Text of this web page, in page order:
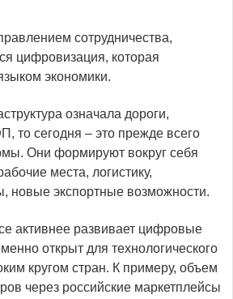
сотрудничества,
цифровизация, которая
экономики.
означала дороги,
то сегодня – это прежде всего
Они формируют вокруг себя
места, логистику,
новые экспортные возможности.
активнее развивает цифровые
открыт для технологического
кругом стран. К примеру, объем
через российские маркетплейсы